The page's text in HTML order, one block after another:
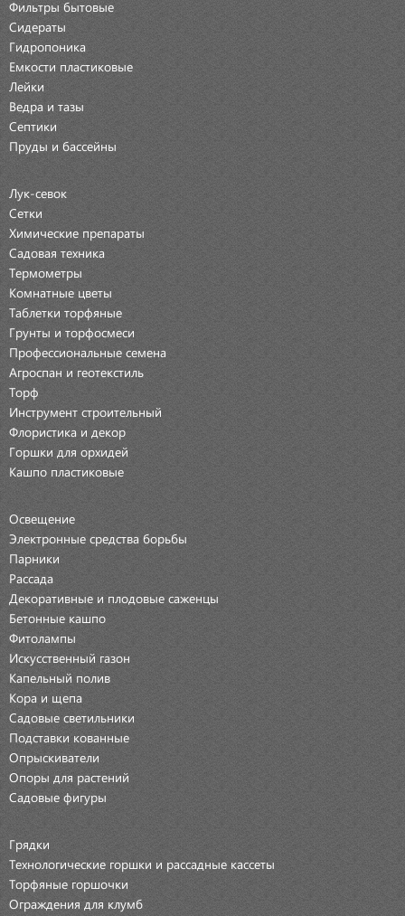
Фильтры бытовые
Сидераты
Гидропоника
Емкости пластиковые
Лейки
Ведра и тазы
Септики
Пруды и бассейны
Лук-севок
Сетки
Химические препараты
Садовая техника
Термометры
Комнатные цветы
Таблетки торфяные
Грунты и торфосмеси
Профессиональные семена
Агроспан и геотекстиль
Торф
Инструмент строительный
Флористика и декор
Горшки для орхидей
Кашпо пластиковые
Освещение
Электронные средства борьбы
Парники
Рассада
Декоративные и плодовые саженцы
Бетонные кашпо
Фитолампы
Искусственный газон
Капельный полив
Кора и щепа
Садовые светильники
Подставки кованные
Опрыскиватели
Опоры для растений
Садовые фигуры
Грядки
Технологические горшки и рассадные кассеты
Торфяные горшочки
Ограждения для клумб